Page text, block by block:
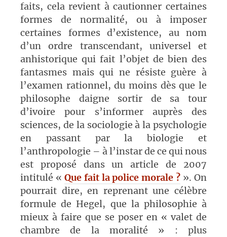
faits, cela revient à cautionner certaines
formes de normalité, ou à imposer
certaines formes d’existence, au nom
d’un ordre transcendant, universel et
anhistorique qui fait l’objet de bien des
fantasmes mais qui ne résiste guère à
l’examen rationnel, du moins dès que le
philosophe daigne sortir de sa tour
d’ivoire pour s’informer auprès des
sciences, de la sociologie à la psychologie
en passant par la biologie et
l’anthropologie – à l’instar de ce qui nous
est proposé dans un article de 2007
intitulé « Que fait la police morale ? ». On
pourrait dire, en reprenant une célèbre
formule de Hegel, que la philosophie à
mieux à faire que se poser en « valet de
chambre de la moralité » : plus